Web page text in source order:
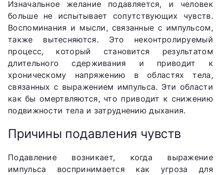
Изначальное желание подавляется, и человек
больше не испытывает сопутствующих чувств.
Воспоминания и мысли, связанные с импульсом,
также вытесняются. Это неконтролируемый
процесс, который становится результатом
длительного сдерживания и приводит к
хроническому напряжению в областях тела,
связанных с выражением импульса. Эти области
как бы омертвляются, что приводит к снижению
подвижности тела и затруднению дыхания.
Причины подавления чувств
Подавление возникает, когда выражение
импульса воспринимается как угроза для